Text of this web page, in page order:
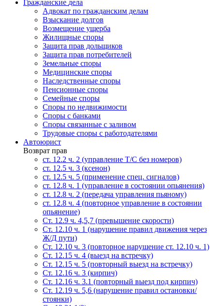
Гражданские дела
Адвокат по гражданским делам
Взыскание долгов
Возмещение ущерба
Жилищные споры
Защита прав дольщиков
Защита прав потребителей
Земельные споры
Медицинские споры
Наследственные споры
Пенсионные споры
Семейные споры
Cпоры по недвижимости
Споры с банками
Споры связанные с заливом
Трудовые споры с работодателями
Автоюрист
Возврат прав
ст. 12.2 ч. 2 (управление Т/С без номеров)
ст. 12.5 ч. 3 (ксенон)
ст. 12.5 ч. 5 (применение спец. сигналов)
cт. 12.8 ч. 1 (управление в состоянии опьянения)
ст. 12.8 ч. 2 (передача управления пьяному)
ст. 12.8 ч. 4 (повторное управление в состоянии
опьянение)
Ст. 12.9 ч. 4,5,7 (превышение скорости)
Ст. 12.10 ч. 1 (нарушение правил движения через
Ж/Д пути)
Ст. 12.10 ч. 3 (повторное нарушение ст. 12.10 ч. 1)
Ст. 12.15 ч. 4 (выезд на встречку)
Ст. 12.15 ч. 5 (повторный выезд на встречку)
Ст. 12.16 ч. 3 (кирпич)
Ст. 12.16 ч. 3.1 (повторный выезд под кирпич)
Ст. 12.19 ч. 5,6 (нарушение правил остановки/
стоянки)